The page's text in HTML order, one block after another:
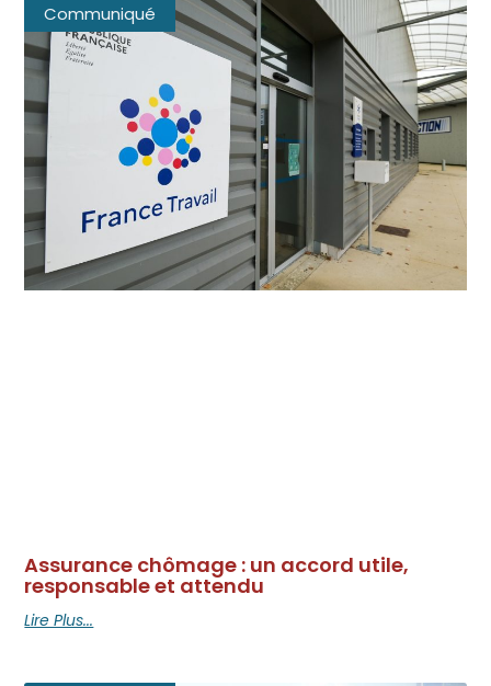
Communiqué
Assurance chômage : un accord utile,
responsable et attendu
Lire Plus...